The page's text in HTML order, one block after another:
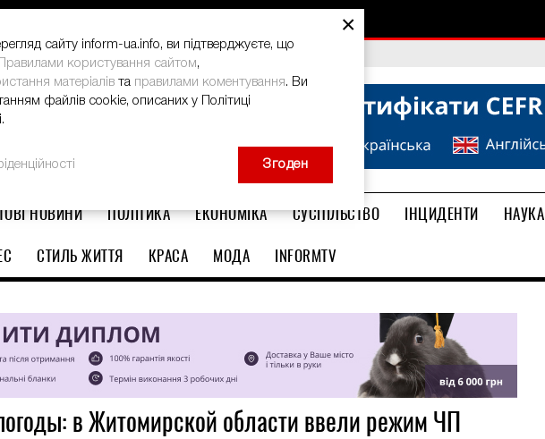
стартував ювілейний Global Teacher Prize-2026
НОВИНИ ПОЛІТИКА ЕКОНОМІКА СУСПІЛЬСТВО ІНЦИДЕНТИ НАУКА
СТИЛЬ ЖИТТЯ КРАСА МОДА INFORMTV
в Житомирской области ввели режим ЧП
×
сайту inform-ua.info, ви підтверджуєте, що
Правилами користування сайтом,
матеріалів та правилами коментування. Ви
файлів cookie, описаних у Політиці
Згоден